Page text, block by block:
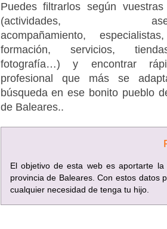
Puedes filtrarlos según vuestras
(actividades,
acompañamiento,
formación, servicios,
fotografía…) y encontrar
profesional que más se
búsqueda en ese bonito pueblo
de Baleares..
El objetivo de esta web es aportarte
provincia de Baleares. Con estos datos
cualquier necesidad de tenga tu hijo.